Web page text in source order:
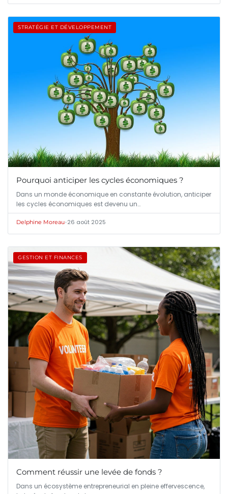
STRATÉGIE ET DÉVELOPPEMENT
Pourquoi anticiper les cycles économiques ?
Dans un monde économique en constante évolution, anticiper
les cycles économiques est devenu un…
Delphine Moreau•26 août 2025
GESTION ET FINANCES
Comment réussir une levée de fonds ?
Dans un écosystème entrepreneurial en pleine effervescence,